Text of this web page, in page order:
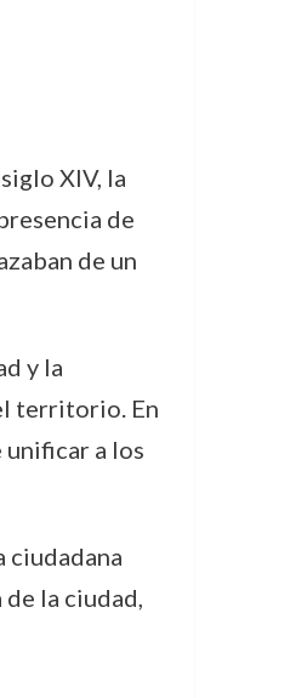
XIV, la
de
de un
y la
territorio. En
a los
ciudadana
la ciudad,